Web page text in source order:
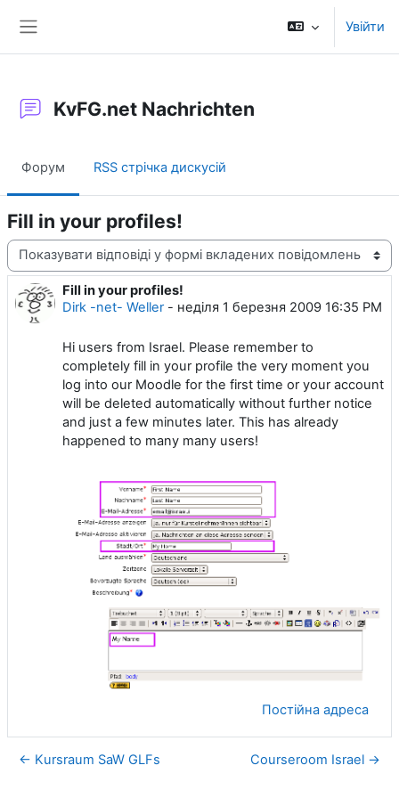
Увійти
KvFG.net Nachrichten
Форум RSS стрічка дискусій
Fill in your profiles!
Тип показу
Fill in your profiles!
Dirk -net- Weller- неділя 1 березня 2009 16:35 PM
Кількість відповідей: 0
Hi users from Israel. Please remember to
completely fill in your profile the very moment you
log into our Moodle for the first time or your account
will be deleted automatically without further notice
and just a few minutes later. This has already
happened to many many users!
Постійна адреса
← Kursraum SaW GLFs Courseroom Israel →